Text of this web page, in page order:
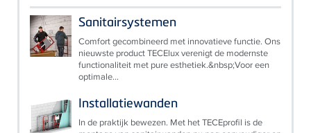
Sanitairsystemen
Comfort gecombineerd met innovatieve functie. Ons
nieuwste product TECElux verenigt de modernste
functionaliteit met pure esthetiek.&nbsp;Voor een
optimale...
Installatiewanden
In de praktijk bewezen. Met het TECEprofil is de